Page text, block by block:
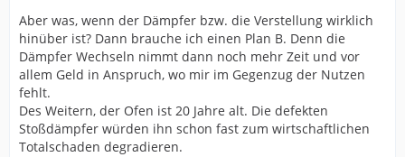
Aber was, wenn der Dämpfer bzw. die Verstellung wirklich
hinüber ist? Dann brauche ich einen Plan B. Denn die
Dämpfer Wechseln nimmt dann noch mehr Zeit und vor
allem Geld in Anspruch, wo mir im Gegenzug der Nutzen
fehlt.
Des Weitern, der Ofen ist 20 Jahre alt. Die defekten
Stoßdämpfer würden ihn schon fast zum wirtschaftlichen
Totalschaden degradieren.